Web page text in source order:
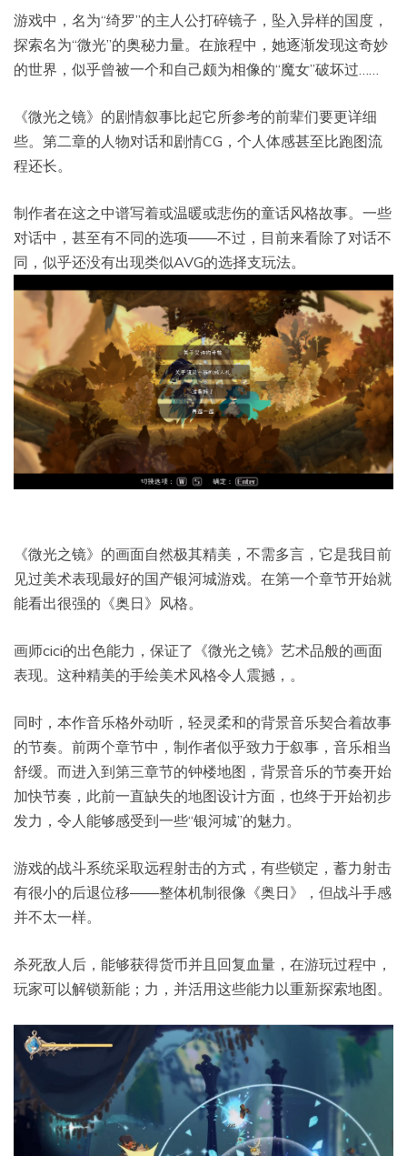
游戏中，名为“绮罗”的主人公打碎镜子，坠入异样的国度，
探索名为“微光”的奥秘力量。在旅程中，她逐渐发现这奇妙
的世界，似乎曾被一个和自己颇为相像的“魔女”破坏过……
《微光之镜》的剧情叙事比起它所参考的前辈们要更详细
些。第二章的人物对话和剧情CG，个人体感甚至比跑图流
程还长。
制作者在这之中谱写着或温暖或悲伤的童话风格故事。一些
对话中，甚至有不同的选项——不过，目前来看除了对话不
同，似乎还没有出现类似AVG的选择支玩法。
《微光之镜》的画面自然极其精美，不需多言，它是我目前
见过美术表现最好的国产银河城游戏。在第一个章节开始就
能看出很强的《奥日》风格。
画师cici的出色能力，保证了《微光之镜》艺术品般的画面
表现。这种精美的手绘美术风格令人震撼，。
同时，本作音乐格外动听，轻灵柔和的背景音乐契合着故事
的节奏。前两个章节中，制作者似乎致力于叙事，音乐相当
舒缓。而进入到第三章节的钟楼地图，背景音乐的节奏开始
加快节奏，此前一直缺失的地图设计方面，也终于开始初步
发力，令人能够感受到一些“银河城”的魅力。
游戏的战斗系统采取远程射击的方式，有些锁定，蓄力射击
有很小的后退位移——整体机制很像《奥日》，但战斗手感
并不太一样。
杀死敌人后，能够获得货币并且回复血量，在游玩过程中，
玩家可以解锁新能；力，并活用这些能力以重新探索地图。